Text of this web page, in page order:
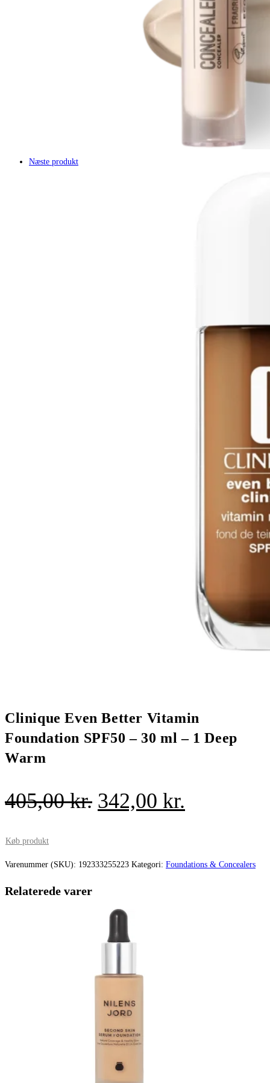
Næste produkt
Clinique Even Better Vitamin
Foundation SPF50 – 30 ml – 1 Deep
Warm
405,00kr. Den
var:
342,00 kr.
er:
Køb produkt
Varenummer (SKU): 192333255223 Kategori: Foundations & Concealers
Relaterede varer